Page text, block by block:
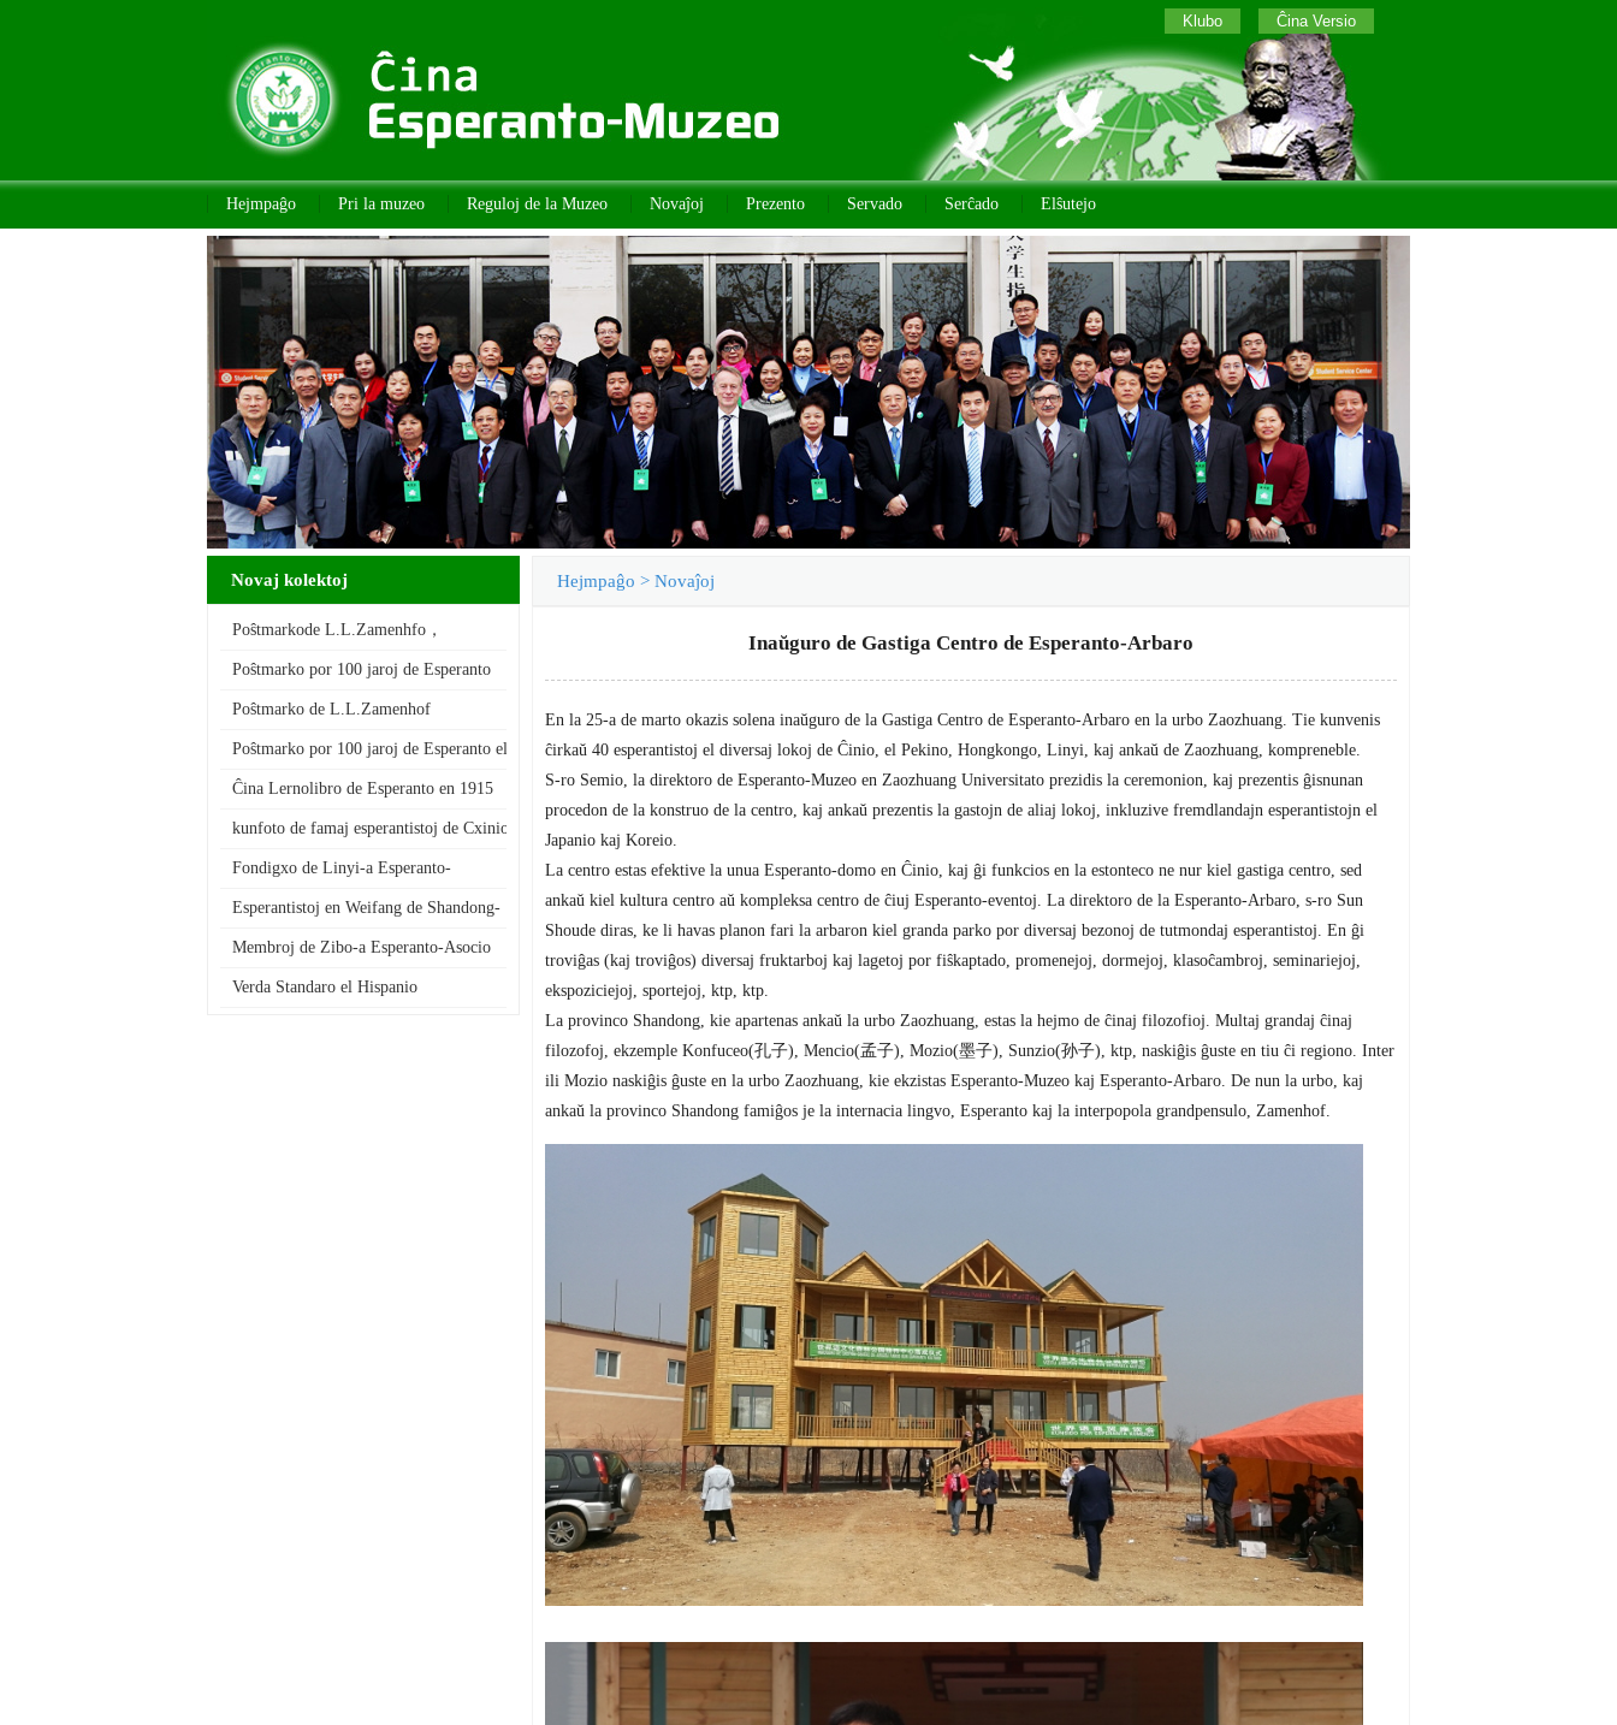
Klubo Ĉina Versio
Hejmpaĝo Pri la muzeo Reguloj de la Muzeo Novaĵoj Prezento Servado Serĉado Elŝutejo
Novaj kolektoj
Poŝtmarkode L.L.Zamenhfo，
autoro de Esperanto
Poŝtmarko por 100 jaroj de Esperanto
Poŝtmarko de L.L.Zamenhof
Poŝtmarko por 100 jaroj de Esperanto el Polllando
Ĉina Lernolibro de Esperanto en 1915
kunfoto de famaj esperantistoj de Cxinio Lauxlum,Bao Shuj…
Fondigxo de Linyi-a Esperanto-
Asocio de Shangdong-provinc…
Esperantistoj en Weifang de Shandong-
a Provinco
Membroj de Zibo-a Esperanto-Asocio
Verda Standaro el Hispanio
Hejmpaĝo > Novaĵoj
Inaŭguro de Gastiga Centro de Esperanto-Arbaro
En la 25-a de marto okazis solena inaŭguro de la Gastiga Centro de Esperanto-Arbaro en la urbo Zaozhuang. Tie kunvenis
ĉirkaŭ 40 esperantistoj el diversaj lokoj de Ĉinio, el Pekino, Hongkongo, Linyi, kaj ankaŭ de Zaozhuang, kompreneble.
S-ro Semio, la direktoro de Esperanto-Muzeo en Zaozhuang Universitato prezidis la ceremonion, kaj prezentis ĝisnunan
procedon de la konstruo de la centro, kaj ankaŭ prezentis la gastojn de aliaj lokoj, inkluzive fremdlandajn esperantistojn el
Japanio kaj Koreio.
La centro estas efektive la unua Esperanto-domo en Ĉinio, kaj ĝi funkcios en la estonteco ne nur kiel gastiga centro, sed
ankaŭ kiel kultura centro aŭ kompleksa centro de ĉiuj Esperanto-eventoj. La direktoro de la Esperanto-Arbaro, s-ro Sun
Shoude diras, ke li havas planon fari la arbaron kiel granda parko por diversaj bezonoj de tutmondaj esperantistoj. En ĝi
troviĝas (kaj troviĝos) diversaj fruktarboj kaj lagetoj por fiŝkaptado, promenejoj, dormejoj, klasoĉambroj, seminariejoj,
ekspoziciejoj, sportejoj, ktp, ktp.
La provinco Shandong, kie apartenas ankaŭ la urbo Zaozhuang, estas la hejmo de ĉinaj filozofioj. Multaj grandaj ĉinaj
filozofoj, ekzemple Konfuceo(孔子), Mencio(孟子), Mozio(墨子), Sunzio(孙子), ktp, naskiĝis ĝuste en tiu ĉi regiono. Inter
ili Mozio naskiĝis ĝuste en la urbo Zaozhuang, kie ekzistas Esperanto-Muzeo kaj Esperanto-Arbaro. De nun la urbo, kaj
ankaŭ la provinco Shandong famiĝos je la internacia lingvo, Esperanto kaj la interpopola grandpensulo, Zamenhof.